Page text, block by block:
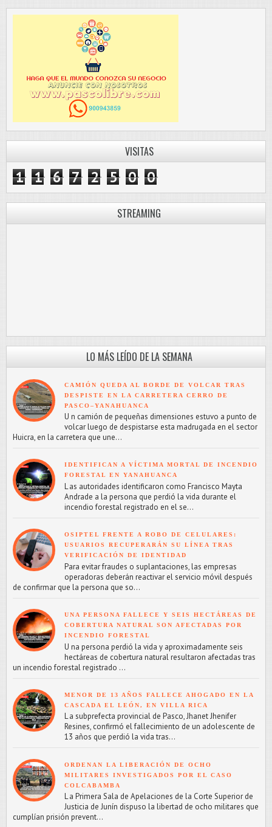
VISITAS
1 1 6 7 2 5 0 0
STREAMING
LO MÁS LEÍDO DE LA SEMANA
CAMIÓN QUEDA AL BORDE DE VOLCAR TRAS
DESPISTE EN LA CARRETERA CERRO DE
PASCO–YANAHUANCA
U n camión de pequeñas dimensiones estuvo a punto de
volcar luego de despistarse esta madrugada en el sector
Huicra, en la carretera que une...
IDENTIFICAN A VÍCTIMA MORTAL DE INCENDIO
FORESTAL EN YANAHUANCA
L as autoridades identificaron como Francisco Mayta
Andrade a la persona que perdió la vida durante el
incendio forestal registrado en el se...
OSIPTEL FRENTE A ROBO DE CELULARES:
USUARIOS RECUPERARÁN SU LÍNEA TRAS
VERIFICACIÓN DE IDENTIDAD
Para evitar fraudes o suplantaciones, las empresas
operadoras deberán reactivar el servicio móvil después
de confirmar que la persona que so...
UNA PERSONA FALLECE Y SEIS HECTÁREAS DE
COBERTURA NATURAL SON AFECTADAS POR
INCENDIO FORESTAL
U na persona perdió la vida y aproximadamente seis
hectáreas de cobertura natural resultaron afectadas tras
un incendio forestal registrado ...
MENOR DE 13 AÑOS FALLECE AHOGADO EN LA
CASCADA EL LEÓN, EN VILLA RICA
L a subprefecta provincial de Pasco, Jhanet Jhenifer
Resines, confirmó el fallecimiento de un adolescente de
13 años que perdió la vida tras...
ORDENAN LA LIBERACIÓN DE OCHO
MILITARES INVESTIGADOS POR EL CASO
COLCABAMBA
L a Primera Sala de Apelaciones de la Corte Superior de
Justicia de Junín dispuso la libertad de ocho militares que
cumplían prisión prevent...